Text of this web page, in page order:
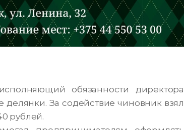
обязанности директора
За содействие чиновник взял
рублей.